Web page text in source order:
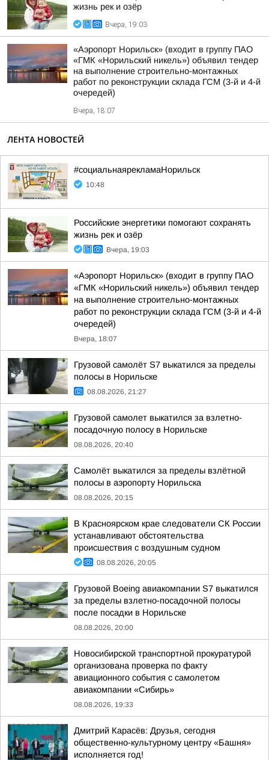
жизнь рек и озёр
Вчера, 19:03
«Аэропорт Норильск» (входит в группу ПАО
«ГМК «Норильский никель») объявил тендер
на выполнение строительно-монтажных
работ по реконструкции склада ГСМ (3-й и 4-й
очередей)
Вчера, 18:07
ЛЕНТА НОВОСТЕЙ
#социальнаярекламаНорильск
10:48
Российские энергетики помогают сохранять
жизнь рек и озёр
Вчера, 19:03
«Аэропорт Норильск» (входит в группу ПАО
«ГМК «Норильский никель») объявил тендер
на выполнение строительно-монтажных
работ по реконструкции склада ГСМ (3-й и 4-й
очередей)
Вчера, 18:07
Грузовой самолёт S7 выкатился за пределы
полосы в Норильске
08.08.2026, 21:27
Грузовой самолет выкатился за взлетно-
посадочную полосу в Норильске
08.08.2026, 20:40
Самолёт выкатился за пределы взлётной
полосы в аэропорту Норильска
08.08.2026, 20:15
В Красноярском крае следователи СК России
устанавливают обстоятельства
происшествия с воздушным судном
08.08.2026, 20:05
Грузовой Boeing авиакомпании S7 выкатился
за пределы взлетно-посадочной полосы
после посадки в Норильске
08.08.2026, 20:00
Новосибирской транспортной прокуратурой
организована проверка по факту
авиационного события с самолетом
авиакомпании «Сибирь»
08.08.2026, 19:33
Дмитрий Карасёв: Друзья, сегодня
общественно-культурному центру «Башня»
исполняется год!